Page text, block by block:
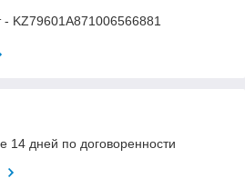
- KZ79601A871006566881
14 дней по договоренности